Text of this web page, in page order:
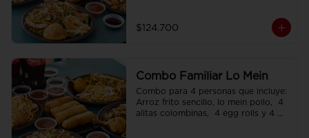
$124.700
Combo Familiar Lo Mein
Combo para 4 personas que incluye:
Arroz frito sencillo, lo mein pollo,  4
alitas colombinas,  4 egg rolls y 4